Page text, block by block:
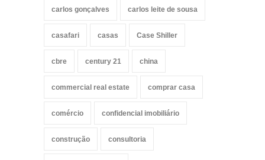
carlos gonçalves carlos leite de sousa
casafari casas Case Shiller
cbre century 21 china
commercial real estate comprar casa
comércio confidencial imobiliário
construção consultoria